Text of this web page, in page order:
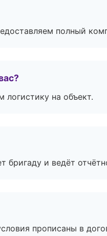
полный
на объект.
бригаду и ведёт
прописаны в